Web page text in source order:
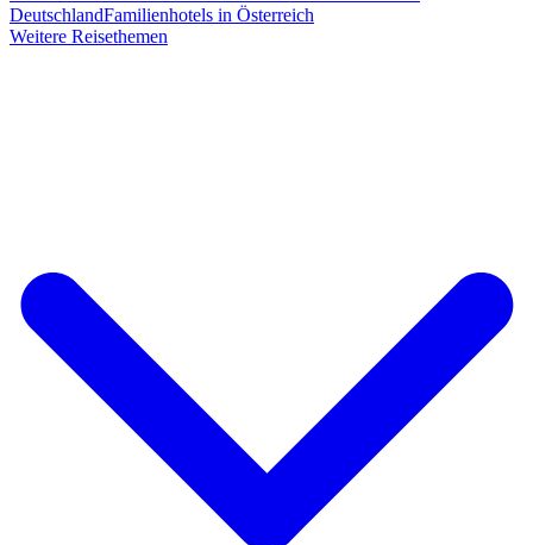
DeutschlandFamilienhotels in Österreich
Weitere Reisethemen